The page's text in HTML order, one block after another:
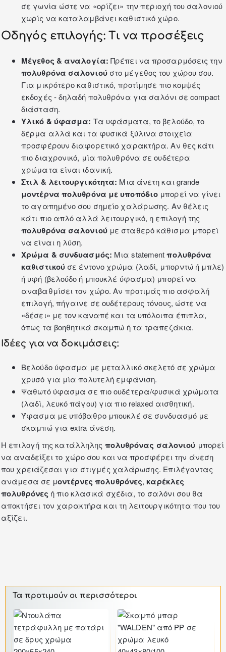
σε γωνία ώστε να «ορίζει» την περιοχή του σαλονιού
χωρίς να καταλαμβάνει καθιστικό χώρο.
Οδηγός επιλογής: Τι να προσέξεις
Μέγεθος & αναλογία: Πρέπει να προσαρμόσεις την
πολυθρόνα σαλονιούστο μέγεθος του χώρου σου.
Για μικρότερο καθιστικό, προτίμησε πιο κομψές
εκδοχές - δηλαδή πολυθρόνα για σαλόνι σε compact
διάσταση.
Υλικό & ύφασμα: Τα υφάσματα, το βελούδο, το
δέρμα αλλά και τα φυσικά ξύλινα στοιχεία
προσφέρουν διαφορετικό χαρακτήρα. Αν θες κάτι
πιο διαχρονικό, μία πολυθρόνα σε ουδέτερα
χρώματα είναι ιδανική.
Στιλ & λειτουργικότητα: Μια άνετη και grande
μοντέρνα πολυθρόνα με υποπόδιο μπορεί να γίνει
το αγαπημένο σου σημείο χαλάρωσης. Αν θέλεις
κάτι πιο απλό αλλά λειτουργικό, η επιλογή της
πολυθρόνα σαλονιούμε σταθερό κάθισμα μπορεί
να είναι η λύση.
Χρώμα & συνδυασμός: Μια statementπολυθρόνα
καθιστικού σε έντονο χρώμα (λαδί, μπορντώ ή μπλε)
ή υφή (βελούδο ή μπουκλέ ύφασμα) μπορεί να
αναβαθμίσει τον χώρο. Αν προτιμάς πιο ασφαλή
επιλογή, πήγαινε σε ουδέτερους τόνους, ώστε να
«δέσει» με τον καναπέ και τα υπόλοιπα έπιπλα,
όπως τα βοηθητικά σκαμπώ ή τα τραπεζάκια.
Ιδέες για να δοκιμάσεις:
Βελούδο ύφασμα με μεταλλικό σκελετό σε χρώμα
χρυσό για μία πολυτελή εμφάνιση.
Ψαθωτό ύφασμα σε πιο ουδέτερα/φυσικά χρώματα
(λαδί, λευκό πάγου) για πιο relaxed αισθητική.
Ύφασμα με υπόβαθρο μπουκλέ σε συνδυασμό με
σκαμπώ για extra άνεση.
Η επιλογή της κατάλληλης πολυθρόνας σαλονιού μπορεί
να αναδείξει το χώρο σου και να προσφέρει την άνεση
που χρειάζεσαι για στιγμές χαλάρωσης. Επιλέγοντας
ανάμεσα σε μοντέρνες πολυθρόνες,καρέκλες
πολυθρόνες ή πιο κλασικά σχέδια, το σαλόνι σου θα
αποκτήσει τον χαρακτήρα και τη λειτουργικότητα που του
αξίζει.
Τα προτιμούν οι περισσότεροι